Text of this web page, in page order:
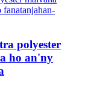
polyester
ho an'ny